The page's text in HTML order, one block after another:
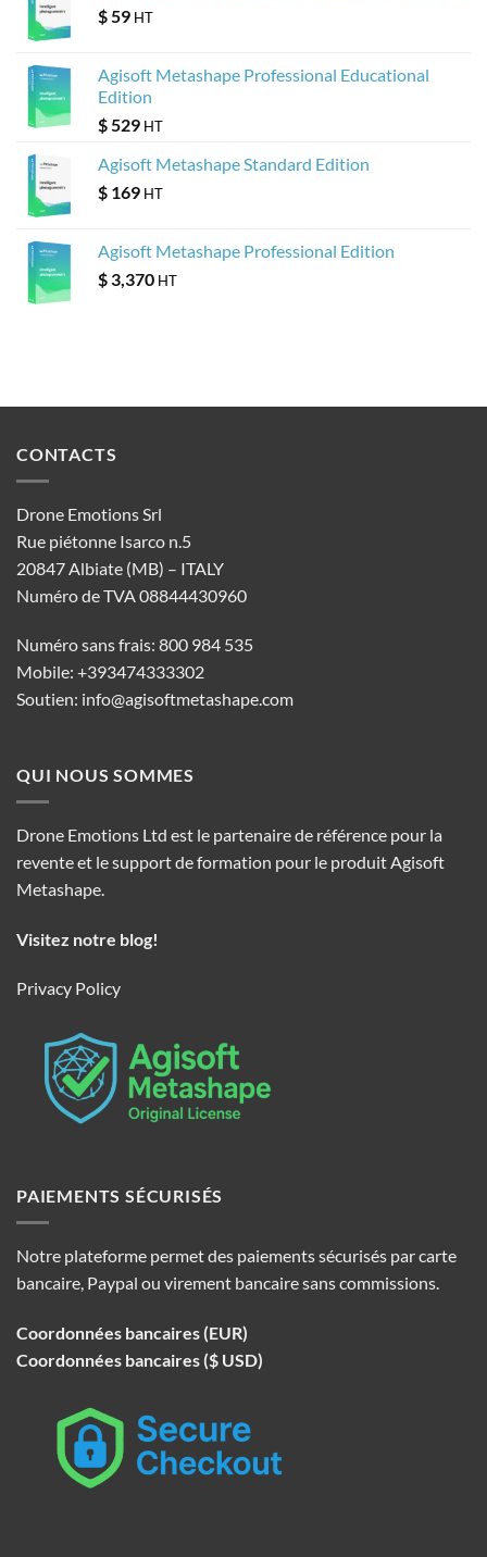
$59 HT
Agisoft Metashape Professional Educational
Edition
$529 HT
Agisoft Metashape Standard Edition
$ 169 HT
Agisoft Metashape Professional Edition
$ 3,370 HT
CONTACTS
Drone Emotions Srl
Rue piétonne Isarco n.5
20847 Albiate (MB) – ITALY
Numéro de TVA 08844430960
Numéro sans frais: 800 984 535
Mobile: +393474333302
Soutien: info@agisoftmetashape.com
QUI NOUS SOMMES
Drone Emotions Ltd est le partenaire de référence pour la
revente et le support de formation pour le produit Agisoft
Metashape.
Visitez notre blog!
Privacy Policy
PAIEMENTS SÉCURISÉS
Notre plateforme permet des paiements sécurisés par carte
bancaire, Paypal ou virement bancaire sans commissions.
Coordonnées bancaires (EUR)
Coordonnées bancaires ($ USD)